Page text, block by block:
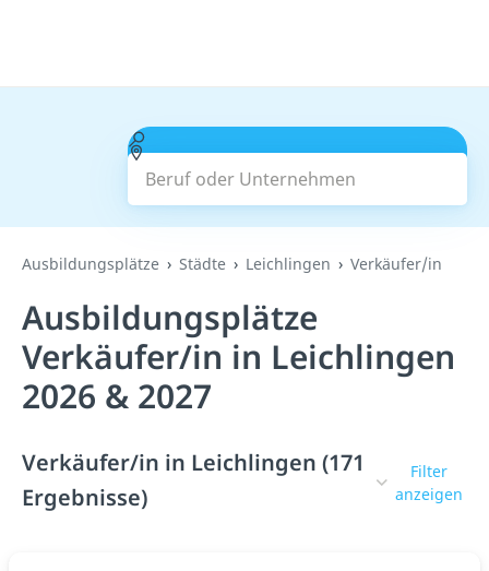
Beruf oder Unternehmen
Suchen
Ausbildungsplätze Städte Leichlingen Verkäufer/in
Ausbildungsplätze
Verkäufer/in in Leichlingen
2026 & 2027
Verkäufer/in in Leichlingen (171
Ergebnisse)
Filter
anzeigen